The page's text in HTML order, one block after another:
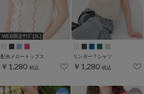
WEB限定ｻｲｽﾞ[3L]
配色メロートップス
￥1,280 税込
リンガーＴシャツ
￥1,280 税込